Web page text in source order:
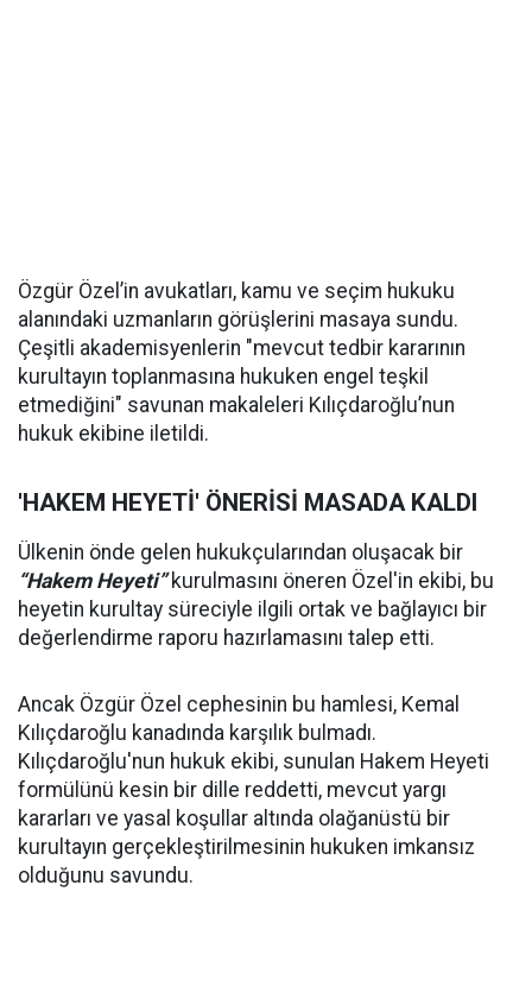
Özgür Özel’in avukatları, kamu ve seçim hukuku
alanındaki uzmanların görüşlerini masaya sundu.
Çeşitli akademisyenlerin "mevcut tedbir kararının
kurultayın toplanmasına hukuken engel teşkil
etmediğini" savunan makaleleri Kılıçdaroğlu’nun
hukuk ekibine iletildi.
'HAKEM HEYETİ' ÖNERİSİ MASADA KALDI
Ülkenin önde gelen hukukçularından oluşacak bir
“Hakem Heyeti”kurulmasını öneren Özel'in ekibi, bu
heyetin kurultay süreciyle ilgili ortak ve bağlayıcı bir
değerlendirme raporu hazırlamasını talep etti.
Ancak Özgür Özel cephesinin bu hamlesi, Kemal
Kılıçdaroğlu kanadında karşılık bulmadı.
Kılıçdaroğlu'nun hukuk ekibi, sunulan Hakem Heyeti
formülünü kesin bir dille reddetti, mevcut yargı
kararları ve yasal koşullar altında olağanüstü bir
kurultayın gerçekleştirilmesinin hukuken imkansız
olduğunu savundu.